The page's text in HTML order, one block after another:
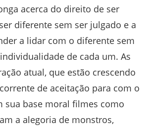
acerca do direito de ser
diferente sem ser julgado e a
a lidar com o diferente sem
de cada um. As
atual, que estão crescendo
de aceitação para com o
sua base moral filmes como
a alegoria de monstros,